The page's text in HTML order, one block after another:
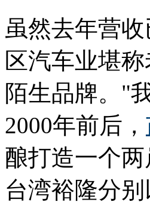
虽然去年营
区汽车业堪
陌生品牌。"
2000年前后，
酿打造一个
台湾裕隆分